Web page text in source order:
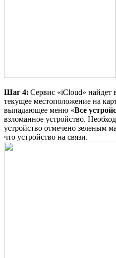
Шаг 4: Сервис «iCloud» найдет
текущее местоположение на
выпадающее меню «Все
взломанное устройство.
устройство отмечено зеленым
что устройство на связи.